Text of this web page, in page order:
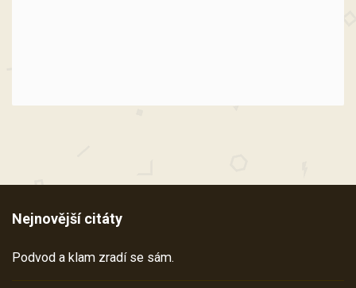
Nejnovější citáty
Podvod a klam zradí se sám.